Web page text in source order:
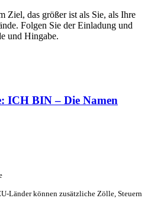
Ziel, das größer ist als Sie, als Ihre
Folgen Sie der Einladung und
und Hingabe.
ICH BIN – Die Namen
Länder können zusätzliche Zölle, Steuern